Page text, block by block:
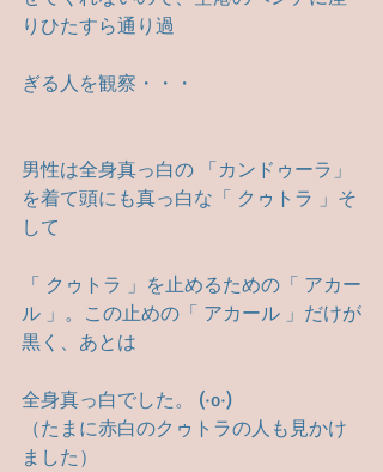
りひたすら通り過
ぎる人を観察・・・
男性は全身真っ白の 「カンドゥーラ」
を着て頭にも真っ白な「 クゥトラ 」そ
して
「 クゥトラ 」を止めるための「 アカー
ル 」。この止めの「 アカール 」だけが
黒く、あとは
全身真っ白でした。 (·o·)
（たまに赤白のクゥトラの人も見かけ
ました）